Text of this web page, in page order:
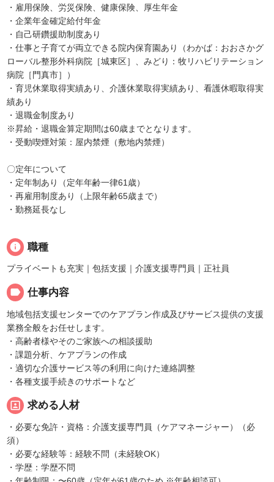
・雇用保険、労災保険、健康保険、厚生年金
・企業年金確定給付年金
・自己研鑽援助制度あり
・仕事と子育てが両立できる院内保育園あり（わかば：おおさかグ
ローバル整形外科病院［城東区］、みどり：牧リハビリテーション
病院［門真市］）
・育児休業取得実績あり、介護休業取得実績あり、看護休暇取得実
績あり
・退職金制度あり
※昇給・退職金算定期間は60歳までとなります。
・受動喫煙対策：屋内禁煙（敷地内禁煙）
〇定年について
・定年制あり（定年年齢一律61歳）
・再雇用制度あり（上限年齢65歳まで）
・勤務延長なし
info 職種
プライベートも充実｜包括支援｜介護支援専門員｜正社員
label 仕事内容
地域包括支援センターでのケアプラン作成及びサービス提供の支援
業務全般をお任せします。
・高齢者様やそのご家族への相談援助
・課題分析、ケアプランの作成
・適切な介護サービス等の利用に向けた連絡調整
・各種支援手続きのサポートなど
portrait 求める人材
・必要な免許・資格：介護支援専門員（ケアマネージャー）（必
須）
・必要な経験等：経験不問（未経験OK）
・学歴：学歴不問